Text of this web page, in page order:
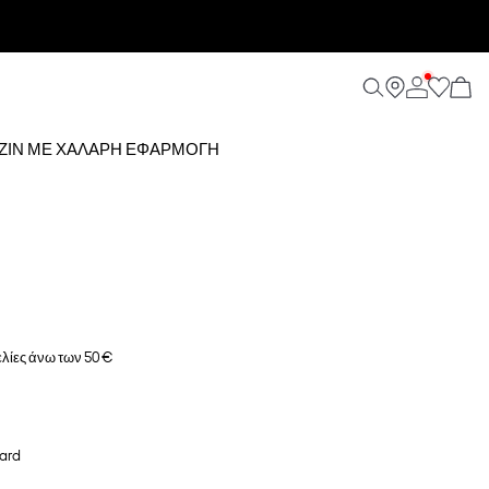
ΤΖΙΝ ΜΕ ΧΑΛΑΡΉ ΕΦΑΡΜΟΓΉ
άνω των 50 €